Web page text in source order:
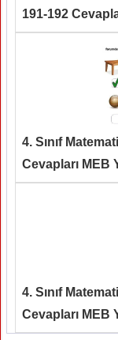
191-192
4. Sınıf
Cevapları MEB
4. Sınıf
Cevapları MEB